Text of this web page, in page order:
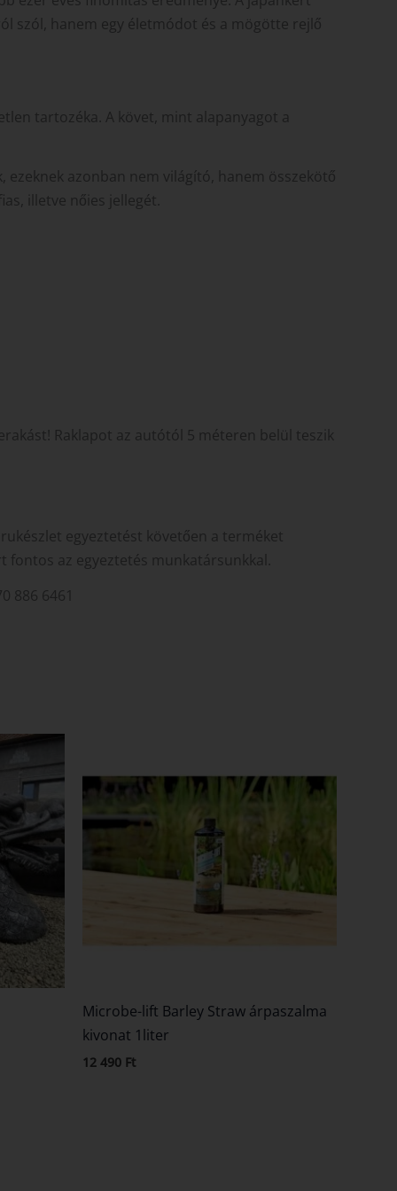
szól, hanem egy életmódot és a mögötte rejlő
tartozéka. A követ, mint alapanyagot a
azonban nem világító, hanem összekötő
illetve nőies jellegét.
Raklapot az autótól 5 méteren belül teszik
egyeztetést követően a terméket
az egyeztetés munkatársunkkal.
886 6461
Microbe-lift Barley Straw árpaszalma
kivonat 1liter
12 490 Ft